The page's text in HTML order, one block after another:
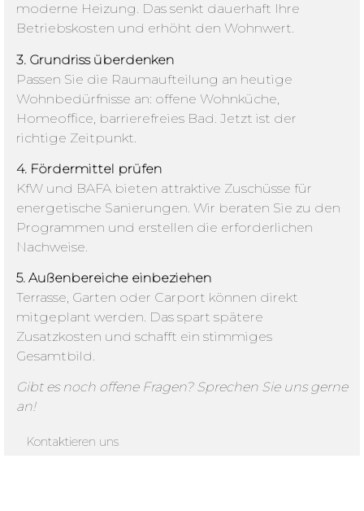
moderne Heizung. Das senkt dauerhaft Ihre
Betriebskosten und erhöht den Wohnwert.
3. Grundriss überdenken
Passen Sie die Raumaufteilung an heutige
Wohnbedürfnisse an: offene Wohnküche,
Homeoffice, barrierefreies Bad. Jetzt ist der
richtige Zeitpunkt.
4. Fördermittel prüfen
KfW und BAFA bieten attraktive Zuschüsse für
energetische Sanierungen. Wir beraten Sie zu den
Programmen und erstellen die erforderlichen
Nachweise.
5. Außenbereiche einbeziehen
Terrasse, Garten oder Carport können direkt
mitgeplant werden. Das spart spätere
Zusatzkosten und schafft ein stimmiges
Gesamtbild.
Gibt es noch offene Fragen? Sprechen Sie uns gerne
an!
Kontaktieren uns